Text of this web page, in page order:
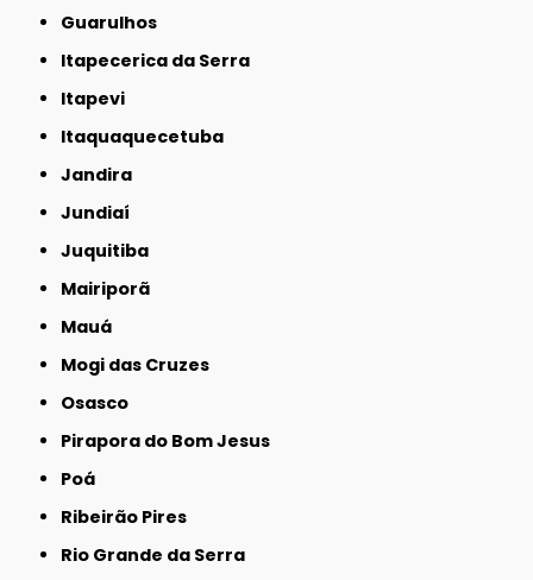
Guarulhos
Itapecerica da Serra
Itapevi
Itaquaquecetuba
Jandira
Jundiaí
Juquitiba
Mairiporã
Mauá
Mogi das Cruzes
Osasco
Pirapora do Bom Jesus
Poá
Ribeirão Pires
Rio Grande da Serra